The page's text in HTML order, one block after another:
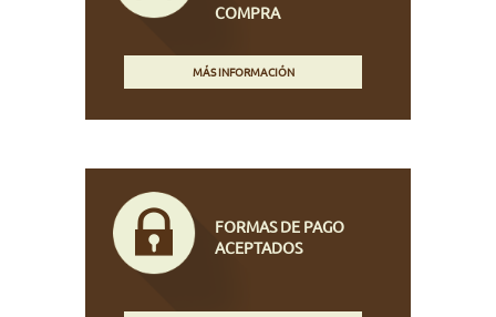
COMPRA
MÁS INFORMACIÓN
FORMAS DE PAGO
ACEPTADOS